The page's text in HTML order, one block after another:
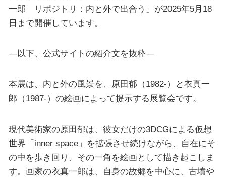
一郎 リポジトリ：内と外で出合う」が2025年5月18
日まで開催しています。
—以下、公式サイトの紹介文を抜粋—
本展は、内と外の風景を、原田郁（1982-）と衣真一
郎（1987-）の絵画によって提示する展覧会です。
現代美術家の原田郁は、彼女だけの3DCGによる仮想
世界「inner space」を拡張させ続けながら、自在にそ
の中を歩き回り、その一角を絵画として描き起こしま
す。画家の衣真一郎は、自身の故郷を中心に、古墳や